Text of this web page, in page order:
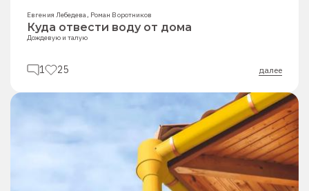
Евгения Лебедева, Роман Воротников
Куда отвести воду от дома
Дождевую и талую
1 25 далее